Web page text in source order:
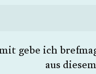
Angabe machen.
Melden Sie sich
Hiermit gebe
Erlaubnis,
Formular zu
gebe ich
aus